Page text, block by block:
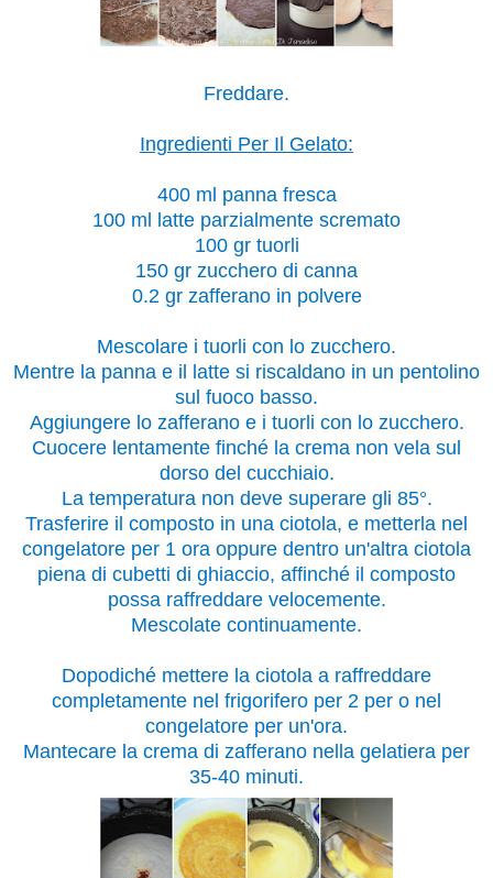
Freddare.
Ingredienti Per Il Gelato:
400 ml panna fresca
100 ml latte parzialmente scremato
100 gr tuorli
150 gr zucchero di canna
0.2 gr zafferano in polvere
Mescolare i tuorli con lo zucchero.
Mentre la panna e il latte si riscaldano in un pentolino
sul fuoco basso.
Aggiungere lo zafferano e i tuorli con lo zucchero.
Cuocere lentamente finché la crema non vela sul
dorso del cucchiaio.
La temperatura non deve superare gli 85°.
Trasferire il composto in una ciotola, e metterla nel
congelatore per 1 ora oppure dentro un'altra ciotola
piena di cubetti di ghiaccio, affinché il composto
possa raffreddare velocemente.
Mescolate continuamente.
Dopodiché mettere la ciotola a raffreddare
completamente nel frigorifero per 2 per o nel
congelatore per un'ora.
Mantecare la crema di zafferano nella gelatiera per
35-40 minuti.